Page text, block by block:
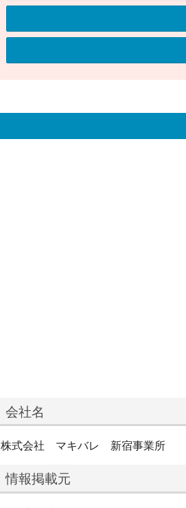
会社名
株式会社 マキバレ 新宿事業所
情報掲載元